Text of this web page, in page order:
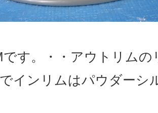
です。・・アウトリム
インリムはパウダーシ